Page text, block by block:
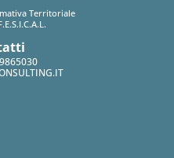
Territoriale